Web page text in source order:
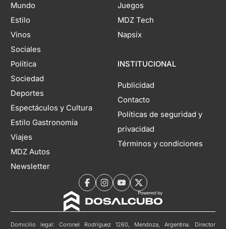
Mundo
Estilo
Vinos
Sociales
Política
Sociedad
Deportes
Espectáculos y Cultura
Estilo Gastronomía
Viajes
MDZ Autos
Newsletter
Juegos
MDZ Tech
Napsix
INSTITUCIONAL
Publicidad
Contacto
Políticas de seguridad y
privacidad
Términos y condiciones
Domicilio legal: Coronel Rodríguez 1260, Mendoza, Argentina. Director